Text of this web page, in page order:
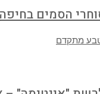
הסמים בחיפה